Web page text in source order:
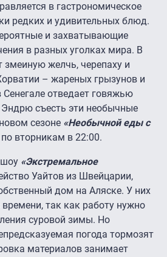
в гастрономическое
редких и удивительных блюд.
и захватывающие
в разных уголках мира. В
змеиную желчь, черепаху и
– жареных грызунов и
Сенегале отведает говяжью
съесть эти необычные
сезоне «Необычной еды с
вторникам в 22:00.
«Экстремальное
Уайтов из Швейцарии,
дом на Аляске. У них
так как работу нужно
суровой зимы. Но
погода тормозят
материалов занимает